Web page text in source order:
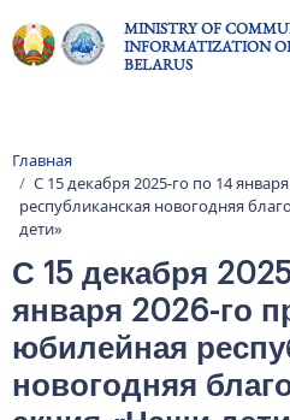
MINISTRY OF
INFORMATIZATION
BELARUS
Breadcrumb
Главная
С 15 декабря 2025-го по 14
республиканская новогодняя
дети»
С 15 декабря
января 2026-го
юбилейная
новогодняя